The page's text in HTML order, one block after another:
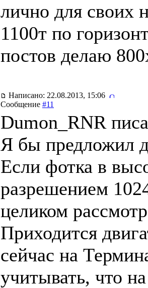
лично для своих
1100т по
постов делаю
Написано: 22.08.2013, 15:06
Сообщение #11
Dumon_RNR
Я бы предложил
Если фотка в
разрешением
целиком
Приходится
сейчас на
учитывать, что